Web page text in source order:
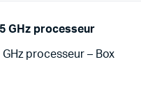
GHz processeur
processeur – Box